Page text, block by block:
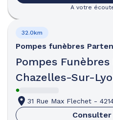
A votre
Pompes funèbres
Pompes
Chazelles-Sur-
32.0km
31 Rue Max Flechet -